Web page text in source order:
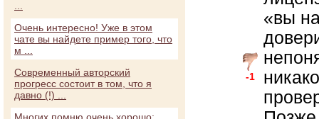
-1
«вы
Очень интересно! Уже в этом
чате вы найдете пример того, что
м ...
Современный авторский
прогресс состоит в том, что я
давно (!) ...